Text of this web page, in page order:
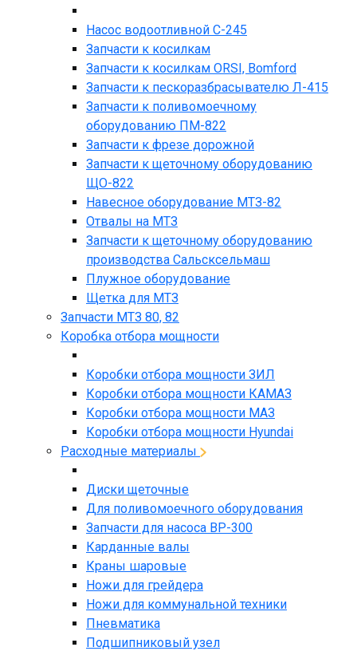
Насос водоотливной С-245
Запчасти к косилкам
Запчасти к косилкам ORSI, Bomford
Запчасти к пескоразбрасывателю Л-415
Запчасти к поливомоечному
оборудованию ПМ-822
Запчасти к фрезе дорожной
Запчасти к щеточному оборудованию
ЩО-822
Навесное оборудование МТЗ-82
Отвалы на МТЗ
Запчасти к щеточному оборудованию
производства Сальсксельмаш
Плужное оборудование
Щетка для МТЗ
Запчасти МТЗ 80, 82
Коробка отбора мощности
Коробки отбора мощности ЗИЛ
Коробки отбора мощности КАМАЗ
Коробки отбора мощности МАЗ
Коробки отбора мощности Hyundai
Расходные материалы
Диски щеточные
Для поливомоечного оборудования
Запчасти для насоса BP-300
Карданные валы
Краны шаровые
Ножи для грейдера
Ножи для коммунальной техники
Пневматика
Подшипниковый узел